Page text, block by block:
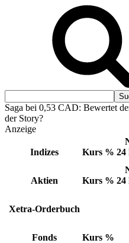
Saga bei 0,53 CAD: Bewertet
der Story?
Anzeige
Indizes Kurs % 24
Aktien Kurs % 24
Xetra-Orderbuch
Fonds Kurs %